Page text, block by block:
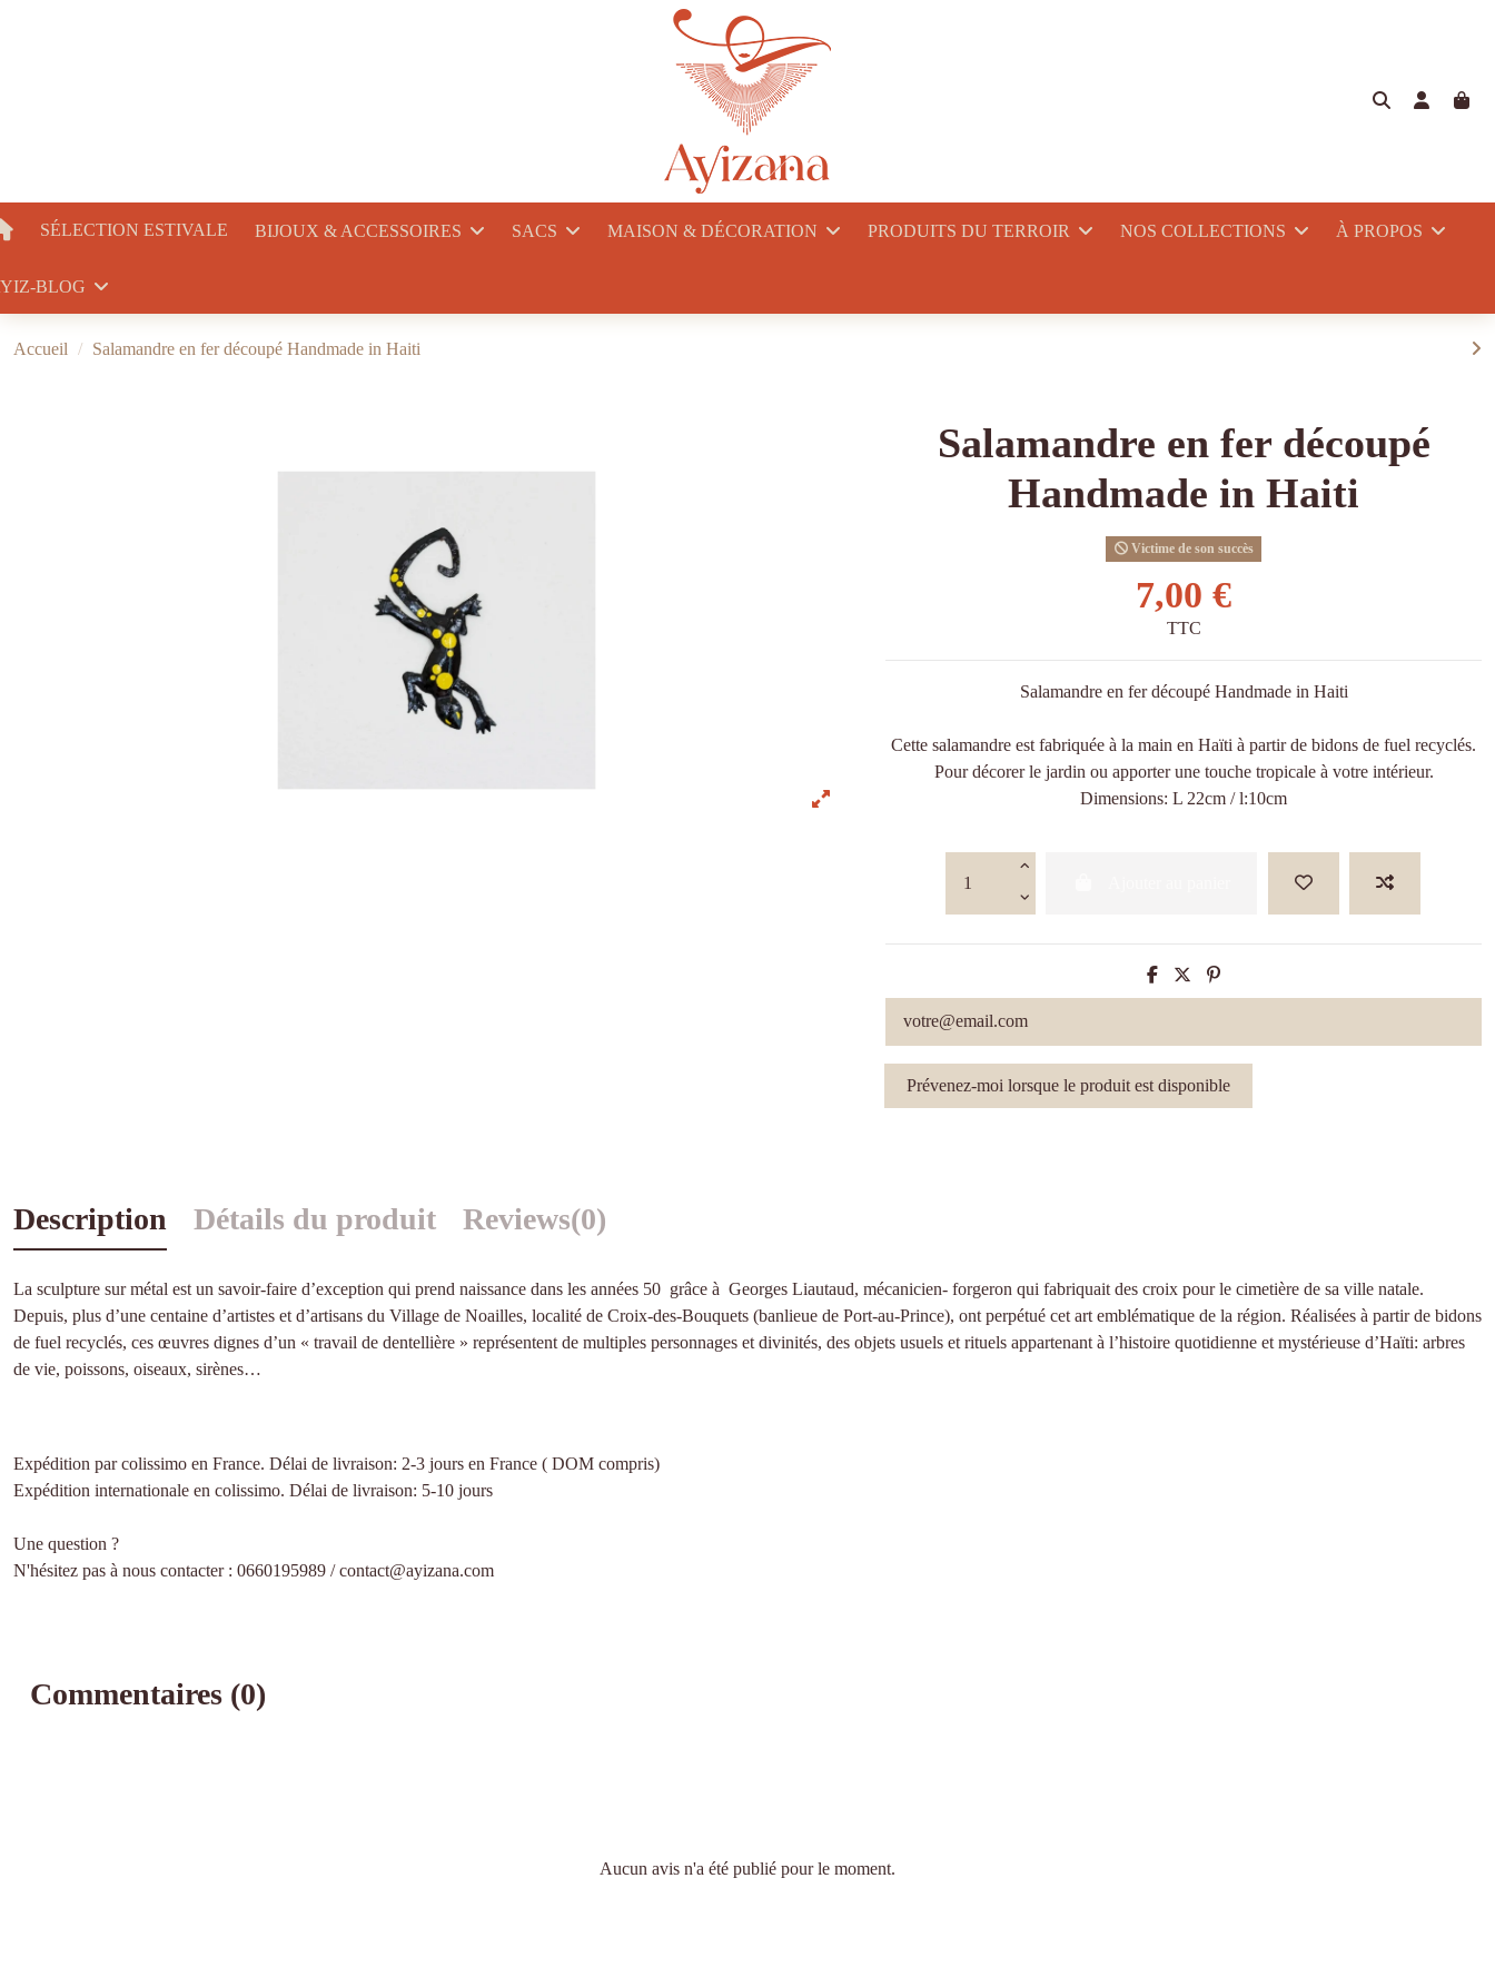
SÉLECTION ESTIVALE BIJOUX & ACCESSOIRES SACS MAISON & DÉCORATION PRODUITS DU TERROIR NOS COLLECTIONS À PROPOS
BLOG
Accueil Salamandre en fer découpé Handmade in Haiti
Salamandre en fer découpé
Handmade in Haiti
Victime de son succès
7,00 €
TTC
Salamandre en fer découpé Handmade in Haiti
Cette salamandre est fabriquée à la main en Haïti à partir de bidons de fuel recyclés.
Pour décorer le jardin ou apporter une touche tropicale à votre intérieur.
Dimensions: L 22cm / l:10cm
Description Détails du produit Reviews(0)
La sculpture sur métal est un savoir-faire d’exception qui prend naissance dans les années 50 grâce à Georges Liautaud, mécanicien- forgeron qui fabriquait des croix pour le cimetière de sa ville natale.
Depuis, plus d’une centaine d’artistes et d’artisans du Village de Noailles, localité de Croix-des-Bouquets (banlieue de Port-au-Prince), ont perpétué cet art emblématique de la région. Réalisées à partir de bidons
de fuel recyclés, ces œuvres dignes d’un « travail de dentellière » représentent de multiples personnages et divinités, des objets usuels et rituels appartenant à l’histoire quotidienne et mystérieuse d’Haïti: arbres
de vie, poissons, oiseaux, sirènes…
Expédition par colissimo en France. Délai de livraison: 2-3 jours en France ( DOM compris)
Expédition internationale en colissimo. Délai de livraison: 5-10 jours
Une question ?
N'hésitez pas à nous contacter : 0660195989 / contact@ayizana.com
Commentaires (0)
Aucun avis n'a été publié pour le moment.